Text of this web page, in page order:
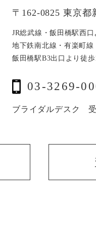
〒162-0825 東京都
JR総武線・飯田橋駅西
地下鉄南北線・有楽町線
飯田橋駅B3出口より徒歩
03-3269-
ブライダルデスク